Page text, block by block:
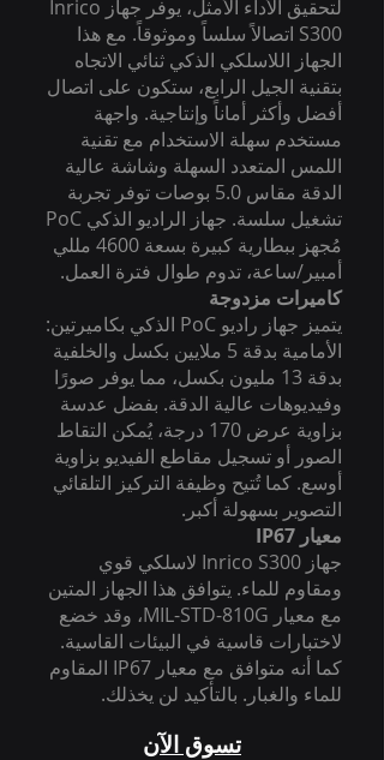
لتحقيق الأداء الأمثل، يوفر جهاز Inrico
S300 اتصالاً سلساً وموثوقاً. مع هذا
الجهاز اللاسلكي الذكي ثنائي الاتجاه
بتقنية الجيل الرابع، ستكون على اتصال
أفضل وأكثر أماناً وإنتاجية. واجهة
مستخدم سهلة الاستخدام مع تقنية
اللمس المتعدد السهلة وشاشة عالية
الدقة مقاس 5.0 بوصات توفر تجربة
تشغيل سلسة. جهاز الراديو الذكي PoC
مُجهز ببطارية كبيرة بسعة 4600 مللي
أمبير/ساعة، تدوم طوال فترة العمل.
كاميرات مزدوجة
يتميز جهاز راديو PoC الذكي بكاميرتين:
الأمامية بدقة 5 ملايين بكسل والخلفية
بدقة 13 مليون بكسل، مما يوفر صورًا
وفيديوهات عالية الدقة. بفضل عدسة
بزاوية عرض 170 درجة، يُمكن التقاط
الصور أو تسجيل مقاطع الفيديو بزاوية
أوسع. كما تُتيح وظيفة التركيز التلقائي
التصوير بسهولة أكبر.
معيار IP67
جهاز Inrico S300 لاسلكي قوي
ومقاوم للماء. يتوافق هذا الجهاز المتين
مع معيار MIL-STD-810G، وقد خضع
لاختبارات قاسية في البيئات القاسية.
كما أنه متوافق مع معيار IP67 المقاوم
للماء والغبار. بالتأكيد لن يخذلك.
تسوق الآن